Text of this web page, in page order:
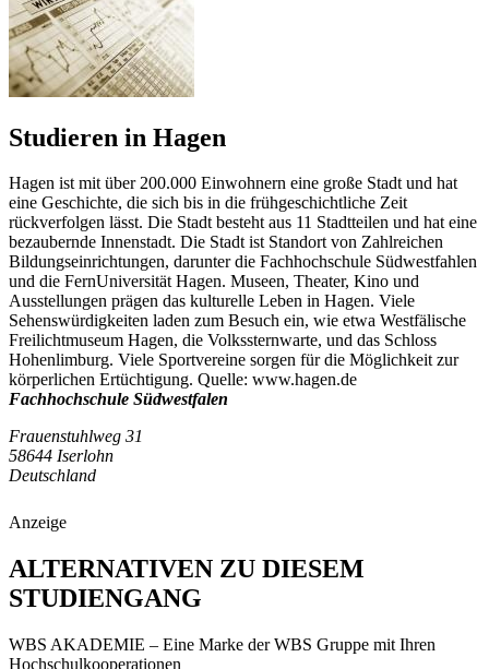
Studieren in Hagen
Hagen ist mit über 200.000 Einwohnern eine große Stadt und hat
eine Geschichte, die sich bis in die frühgeschichtliche Zeit
rückverfolgen lässt. Die Stadt besteht aus 11 Stadtteilen und hat eine
bezaubernde Innenstadt. Die Stadt ist Standort von Zahlreichen
Bildungseinrichtungen, darunter die Fachhochschule Südwestfahlen
und die FernUniversität Hagen. Museen, Theater, Kino und
Ausstellungen prägen das kulturelle Leben in Hagen. Viele
Sehenswürdigkeiten laden zum Besuch ein, wie etwa Westfälische
Freilichtmuseum Hagen, die Volkssternwarte, und das Schloss
Hohenlimburg. Viele Sportvereine sorgen für die Möglichkeit zur
körperlichen Ertüchtigung. Quelle: www.hagen.de
Fachhochschule Südwestfalen
Frauenstuhlweg 31
58644 Iserlohn
Deutschland
Anzeige
ALTERNATIVEN ZU DIESEM
STUDIENGANG
WBS AKADEMIE – Eine Marke der WBS Gruppe mit Ihren
Hochschulkooperationen